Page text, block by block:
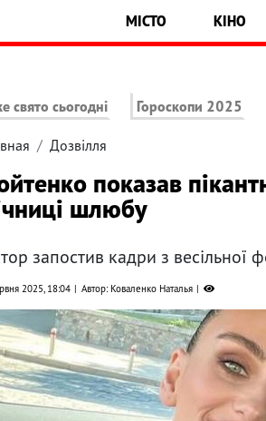
МІСТО КІНО
свято сьогодні Гороскопи 2025
Дозвілля
показав
шлюбу
запостив кадри з весільної
2025, 18:04 Автор: Коваленко Наталья